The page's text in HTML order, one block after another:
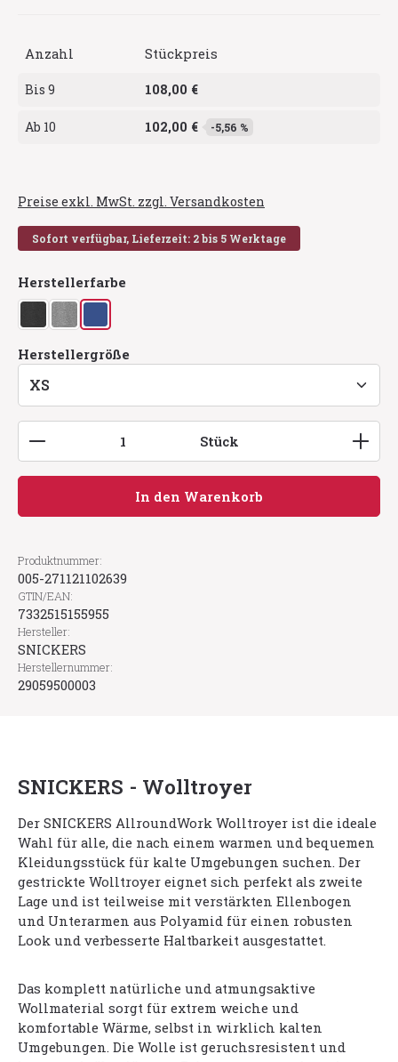
Anzahl Stückpreis
Bis 9 108,00 €
Ab 10 102,00 € -5,56 %
Preise exkl. MwSt. zzgl. Versandkosten
Sofort verfügbar, Lieferzeit: 2 bis 5 Werktage
Herstellerfarbe
anthrazit meliert
grau meliert
navy
Herstellergröße
Produkt Anzahl: Gib den gewünschten Wert
Stück
In den Warenkorb
Produktnummer:
005-271121102639
GTIN/EAN:
7332515155955
Hersteller:
SNICKERS
Herstellernummer:
29059500003
SNICKERS - Wolltroyer
Der SNICKERS AllroundWork Wolltroyer ist die ideale
Wahl für alle, die nach einem warmen und bequemen
Kleidungsstück für kalte Umgebungen suchen. Der
gestrickte Wolltroyer eignet sich perfekt als zweite
Lage und ist teilweise mit verstärkten Ellenbogen
und Unterarmen aus Polyamid für einen robusten
Look und verbesserte Haltbarkeit ausgestattet.
Das komplett natürliche und atmungsaktive
Wollmaterial sorgt für extrem weiche und
komfortable Wärme, selbst in wirklich kalten
Umgebungen. Die Wolle ist geruchsresistent und